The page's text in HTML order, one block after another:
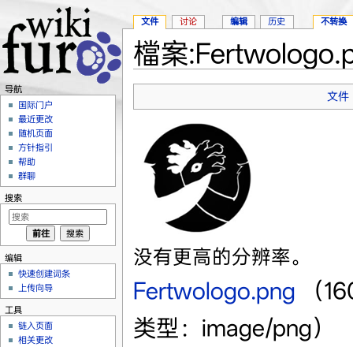
檔案
文件
没有更高的分辨率。
Fertwologo.png
（
类型：image/png）
文件 讨论 编辑 历史 不转换
导航
国际门户
最近更改
随机页面
方针指引
帮助
群聊
搜索
编辑
快速创建词条
上传向导
工具
链入页面
相关更改